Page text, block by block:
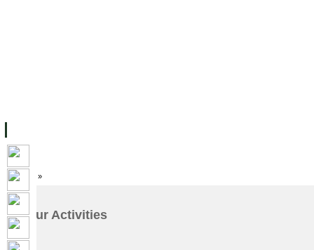
Home »
Our Activities